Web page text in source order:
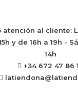
atención al cliente:
y de 16h a 19h -
14h
+34 672 47 86